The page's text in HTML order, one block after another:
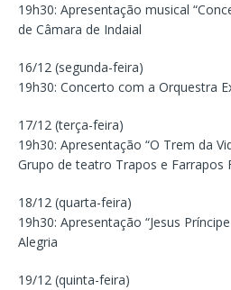
19h30: Apresentação musical
de Câmara de Indaial
16/12 (segunda-feira)
19h30: Concerto com a Orquestra
17/12 (terça-feira)
19h30: Apresentação “O Trem da
Grupo de teatro Trapos e Farrapos
18/12 (quarta-feira)
19h30: Apresentação “Jesus
Alegria
19/12 (quinta-feira)